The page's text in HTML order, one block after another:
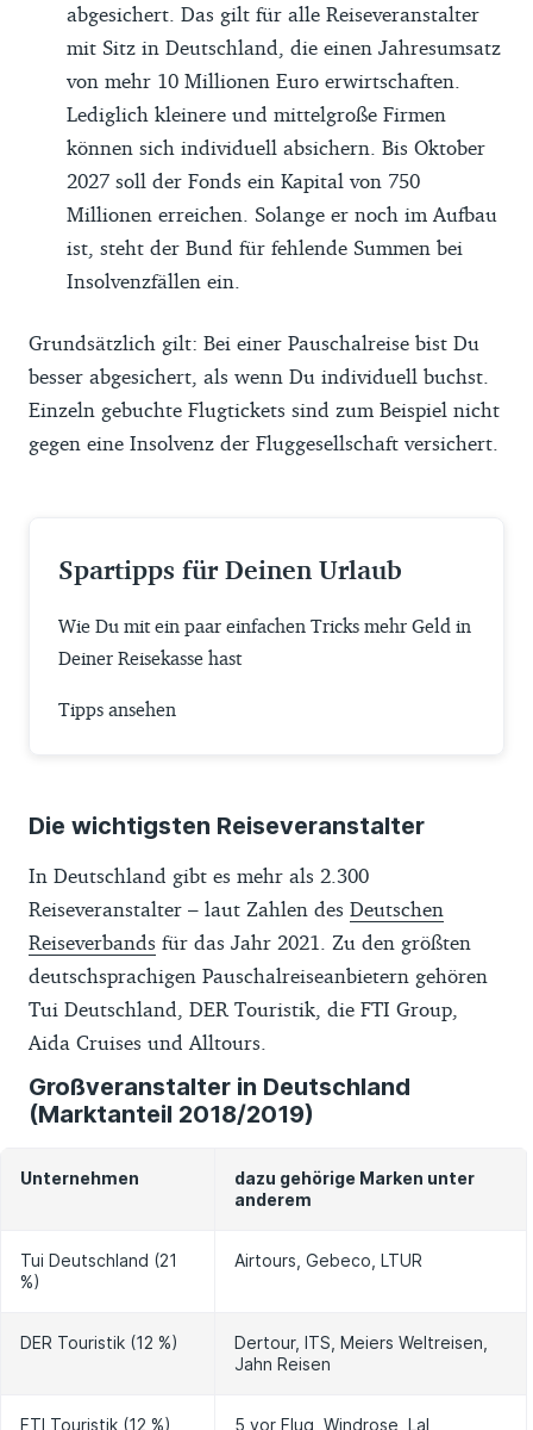
abgesichert. Das gilt für alle Reiseveranstalter
mit Sitz in Deutschland, die einen Jahresumsatz
von mehr 10 Millionen Euro erwirtschaften.
Lediglich kleinere und mittelgroße Firmen
können sich individuell absichern. Bis Oktober
2027 soll der Fonds ein Kapital von 750
Millionen erreichen. Solange er noch im Aufbau
ist, steht der Bund für fehlende Summen bei
Insolvenzfällen ein.
Grundsätzlich gilt: Bei einer Pauschalreise bist Du
besser abgesichert, als wenn Du individuell buchst.
Einzeln gebuchte Flugtickets sind zum Beispiel nicht
gegen eine Insolvenz der Fluggesellschaft versichert.
Spartipps für Deinen Urlaub
Wie Du mit ein paar einfachen Tricks mehr Geld in
Deiner Reisekasse hast
Tipps ansehen
Die wichtigsten Reiseveranstalter
In Deutschland gibt es mehr als 2.300
Reiseveranstalter – laut Zahlen des Deutschen
Reiseverbands für das Jahr 2021. Zu den größten
deutschsprachigen Pauschalreiseanbietern gehören
Tui Deutschland, DER Touristik, die FTI Group,
Aida Cruises und Alltours.
Großveranstalter in Deutschland
(Marktanteil 2018/2019)
Unternehmen
dazu gehörige Marken unter
anderem
Tui Deutschland (21
%)
Airtours, Gebeco, LTUR
DER Touristik (12 %)
Dertour, ITS, Meiers Weltreisen,
Jahn Reisen
FTI Touristik (12 %) 5 vor Flug, Windrose, Lal